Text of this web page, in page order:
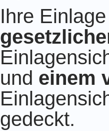
Ihre
und einem
gedeckt.